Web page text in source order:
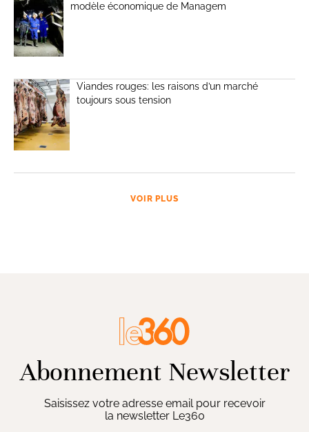
modèle économique de Managem
Viandes rouges: les raisons d’un marché
toujours sous tension
VOIR PLUS
Abonnement Newsletter
Saisissez votre adresse email pour recevoir
la newsletter Le360